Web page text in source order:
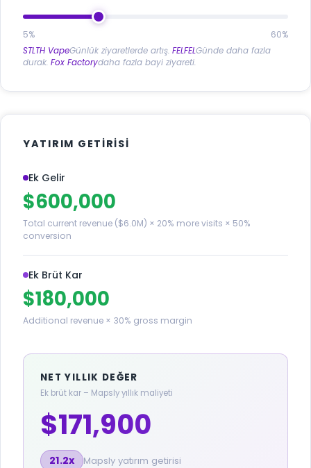
5% 60%
STLTH VapeGünlük ziyaretlerde artış. FELFELGünde daha fazla
durak. Fox Factorydaha fazla bayi ziyareti.
YATIRIM GETIRISI
Ek Gelir
$600,000
Total current revenue ($6.0M) × 20% more visits × 50%
conversion
Ek Brüt Kar
$180,000
Additional revenue × 30% gross margin
NET YILLIK DEĞER
Ek brüt kar – Mapsly yıllık maliyeti
$171,900
21.2x Mapsly yatırım getirisi